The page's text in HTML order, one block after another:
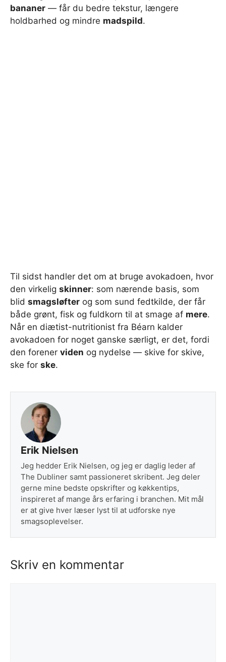
bananer — får du bedre tekstur, længere
holdbarhed og mindre madspild.
Til sidst handler det om at bruge avokadoen, hvor
den virkelig skinner: som nærende basis, som
blid smagsløfter og som sund fedtkilde, der får
både grønt, fisk og fuldkorn til at smage af mere.
Når en diætist-nutritionist fra Béarn kalder
avokadoen for noget ganske særligt, er det, fordi
den forener viden og nydelse — skive for skive,
ske for ske.
Erik Nielsen
Jeg hedder Erik Nielsen, og jeg er daglig leder af
The Dubliner samt passioneret skribent. Jeg deler
gerne mine bedste opskrifter og køkkentips,
inspireret af mange års erfaring i branchen. Mit mål
er at give hver læser lyst til at udforske nye
smagsoplevelser.
Skriv en kommentar